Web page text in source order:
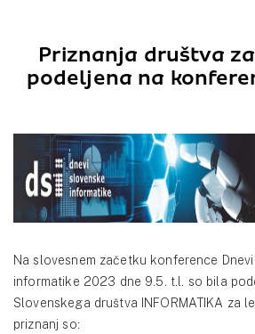
Priznanja društva
podeljena na
Na slovesnem začetku konference
informatike 2023 dne 9.5. t.l. so bila
Slovenskega društva INFORMATIKA za
priznanj so: